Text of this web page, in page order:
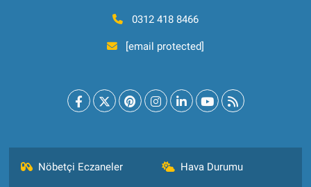
0312 418 8466
[email protected]
Nöbetçi Eczaneler Hava Durumu